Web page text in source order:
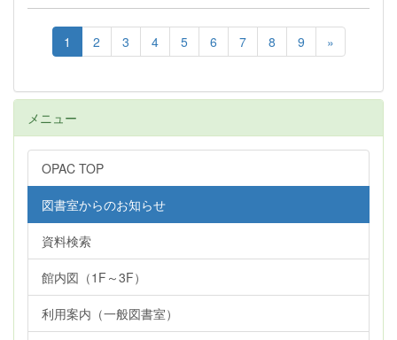
1 2 3 4 5 6 7 8 9 »
メニュー
OPAC TOP
図書室からのお知らせ
資料検索
館内図（1F～3F）
利用案内（一般図書室）